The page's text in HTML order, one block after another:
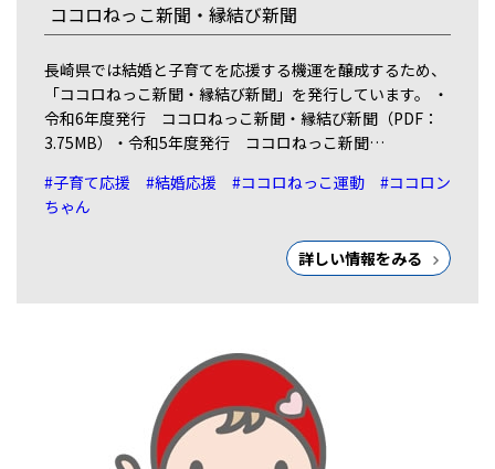
ココロねっこ新聞・縁結び新聞
長崎県では結婚と子育てを応援する機運を醸成するため、
「ココロねっこ新聞・縁結び新聞」を発行しています。 ・
令和6年度発行 ココロねっこ新聞・縁結び新聞（PDF：
3.75MB）・令和5年度発行 ココロねっこ新聞…
#子育て応援
#結婚応援 #ココロねっこ運動
#ココロン
ちゃん
詳しい情報をみる